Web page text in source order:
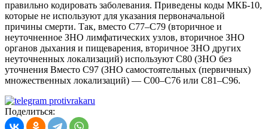
правильно кодировать заболевания. Приведены коды МКБ-10,
которые не используют для указания первоначальной
причины смерти. Так, вместо С77–С79 (вторичное и
неуточненное ЗНО лимфатических узлов, вторичное ЗНО
органов дыхания и пищеварения, вторичное ЗНО других
неуточненных локализаций) используют С80 (ЗНО без
уточнения Вместо С97 (ЗНО самостоятельных (первичных)
множественных локализаций) — С00–С76 или С81–С96.
Поделиться: